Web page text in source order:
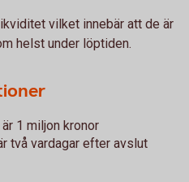
vilket innebär att de är
helst under löptiden.
1 miljon kronor
två vardagar efter avslut